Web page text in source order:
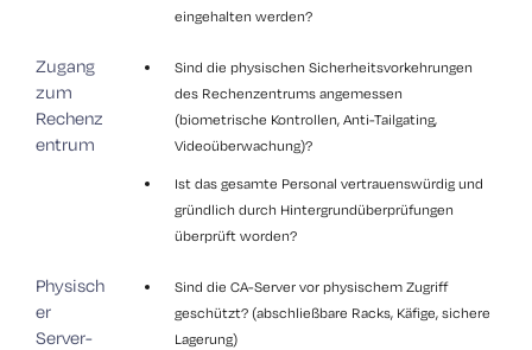
eingehalten werden?
Zugang
zum
Rechenz
entrum
Sind die physischen Sicherheitsvorkehrungen
des Rechenzentrums angemessen
(biometrische Kontrollen, Anti-Tailgating,
Videoüberwachung)?
Ist das gesamte Personal vertrauenswürdig und
gründlich durch Hintergrundüberprüfungen
überprüft worden?
Physisch
er
Server-
Sind die CA-Server vor physischem Zugriff
geschützt? (abschließbare Racks, Käfige, sichere
Lagerung)